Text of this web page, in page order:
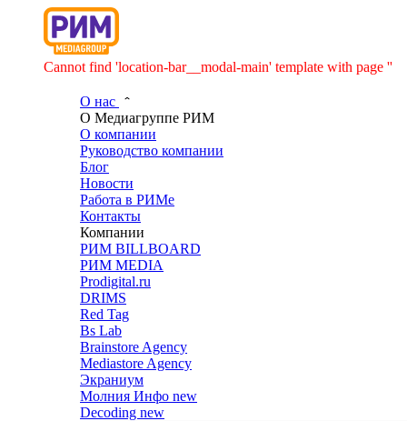
Cannot find 'location-bar__modal-main' template with page ''
О нас
О Медиагруппе РИМ
О компании
Руководство компании
Блог
Новости
Работа в РИМе
Контакты
Компании
РИМ BILLBOARD
РИМ MEDIA
Prodigital.ru
DRIMS
Red Tag
Bs Lab
Brainstore Agency
Mediastore Agency
Экраниум
Молния Инфо new
Decoding new